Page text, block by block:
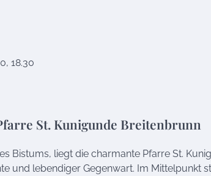
18.30
St. Kunigunde Breitenbrunn
Bistums, liegt die charmante Pfarre St.
und lebendiger Gegenwart. Im Mittelpunkt